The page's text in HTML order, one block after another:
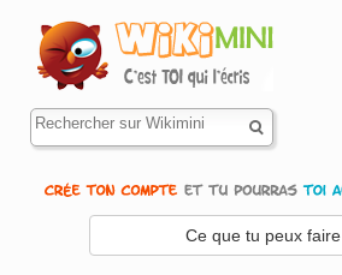
Ce que tu peux faire